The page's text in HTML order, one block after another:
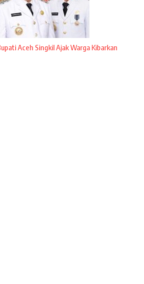
Aceh Singkil Ajak Warga Kibarkan